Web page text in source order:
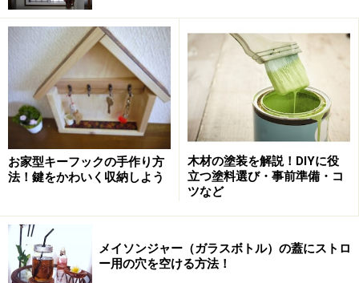
ります。
用途の他に「水性」「油性」と書かれています。これは
塗料の溶剤のことで「水性」は塗料を水で薄めたり、使
った刷毛を水で洗うことができます。「油性」はペイン
トうすめ液と呼ばれる石油系の溶剤で塗料を薄めたり、
刷毛を洗います（ラッカーうすめ液を使う塗料もありま
す）。容器には必ず溶剤のことも書いてあるので、その
塗料に合ったものを使いましょう。水性の方が臭いも少
なく、乾燥が早いので室内木工作の塗装では扱いやすい
でしょう。
お家型キーフックの手作り方
法！鍵をかわいく収納しよう
木材の塗装を解説！DIYに役
立つ塗料選び・事前準備・コ
ツなど
メイソンジャー（ガラスボトル）の蓋にストロ
ー用の穴を空ける方法！